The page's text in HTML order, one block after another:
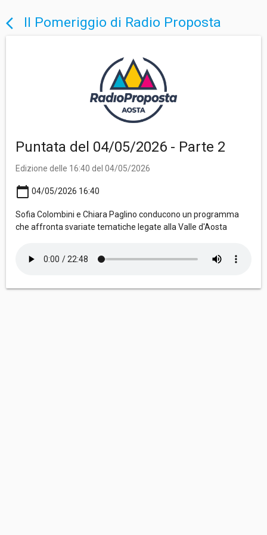
arrow_back_ios Il Pomeriggio di Radio Proposta
Puntata del 04/05/2026 - Parte 2
Edizione delle 16:40 del 04/05/2026
calendar_today 04/05/2026 16:40
Sofia Colombini e Chiara Paglino conducono un programma
che affronta svariate tematiche legate alla Valle d'Aosta